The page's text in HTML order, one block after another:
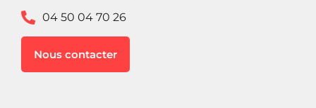
04 50 04 70 26
Nous contacter